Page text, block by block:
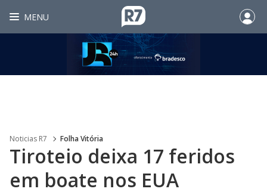
MENU
Noticias R7 Folha Vitória
Tiroteio deixa 17 feridos
em boate nos EUA